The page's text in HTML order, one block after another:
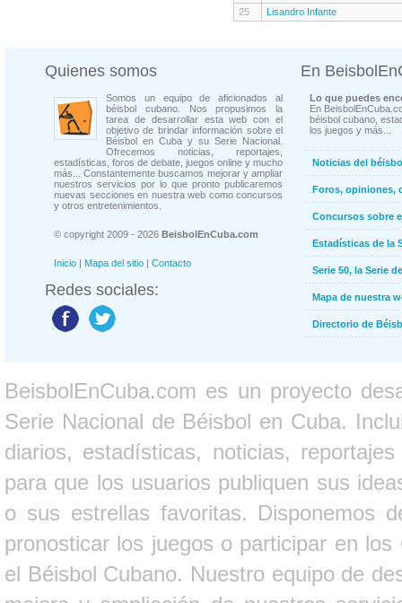
25
Lisandro Infante
Quienes somos
Somos un equipo de aficionados al
béisbol cubano. Nos propusimos la
tarea de desarrollar esta web con el
objetivo de brindar información sobre el
Béisbol en Cuba y su Serie Nacional.
Ofrecemos noticias, reportajes,
estadísticas, foros de debate, juegos online y mucho
más... Constantemente buscamos mejorar y ampliar
nuestros servicios por lo que pronto publicaremos
nuevas secciones en nuestra web como concursos
y otros entretenimientos.
© copyright 2009 - 2026 BeisbolEnCuba.com
Inicio | Mapa del sitio | Contacto
Redes sociales:
En
Lo que puedes
En
béisbol cubano,
los juegos y más...
Noticias del
Foros, opiniones,
Concursos sobre
Estadísticas de la
Serie 50, la Serie
Mapa de nuestra
Directorio de
BeisbolEnCuba.com es un proyecto
Serie Nacional de Béisbol en Cuba.
diarios, estadísticas, noticias,
para que los usuarios publiquen sus
o sus estrellas favoritas. Disponemos
pronosticar los juegos o participar en
el Béisbol Cubano. Nuestro equipo de